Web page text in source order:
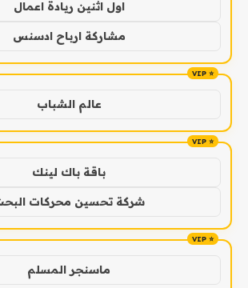
اول اثنين ريادة اعمال
مشاركة ارباح ادسنس
عالم الشباب
باقة باك لينك
شركة تحسين محركات
ماسنجر المسلم